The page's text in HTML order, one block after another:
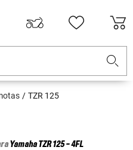
TZR 125
YamahaTZR 125 - 4FL